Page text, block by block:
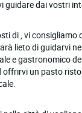
dai vostri
di , vi consigliamo
lieto di guidarvi
e gastronomico
un pasto